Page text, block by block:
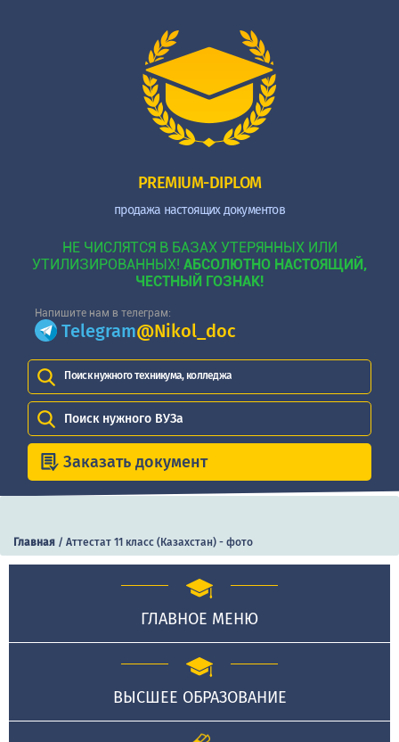
PREMIUM-DIPLOM
продажа настоящих документов
НЕ ЧИСЛЯТСЯ В БАЗАХ УТЕРЯННЫХ ИЛИ
УТИЛИЗИРОВАННЫХ! АБСОЛЮТНО НАСТОЯЩИЙ,
ЧЕСТНЫЙ ГОЗНАК!
Напишите нам в телеграм:
Telegram@Nikol_doc
Поиск нужного техникума, колледжа
Поиск нужного ВУЗа
Заказать документ
Главная / Аттестат 11 класс (Казахстан) - фото
ГЛАВНОЕ МЕНЮ
ВЫСШЕЕ ОБРАЗОВАНИЕ